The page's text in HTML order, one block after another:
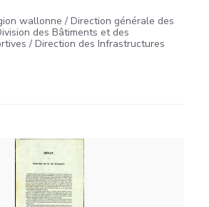
wallonne / Direction générale des
des Bâtiments et des
/ Direction des Infrastructures